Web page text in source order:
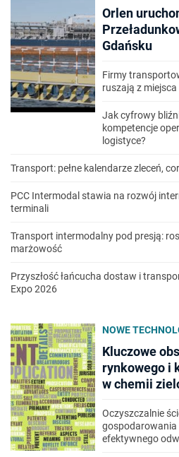
Orlen
Gdańsku
Firmy
ruszają z miejsca
Jak cyfrowy
kompetencje
logistyce?
Transport: pełne kalendarze zleceń,
PCC Intermodal stawia na rozwój
terminali
Transport intermodalny pod presją:
marżowość
Przyszłość łańcucha dostaw i
Expo 2026
NOWE
Kluczowe
rynkowego i
w chemii
Oczyszczalnie
gospodarowania
efektywnego